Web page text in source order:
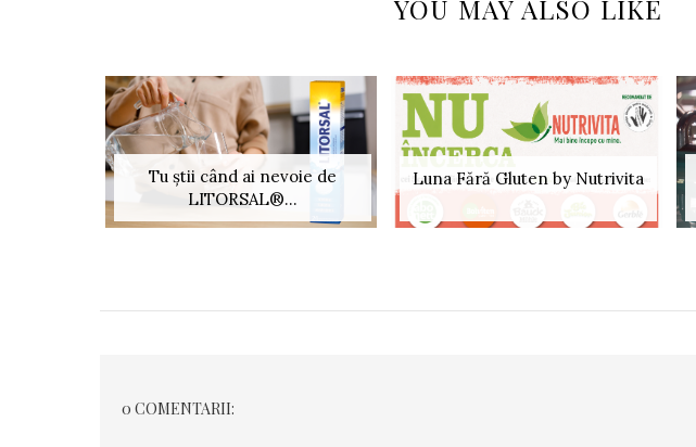
YOU MAY ALSO LIKE
Tu știi când ai nevoie de
LITORSAL®...
Luna Fără Gluten by Nutrivita
0 COMENTARII: